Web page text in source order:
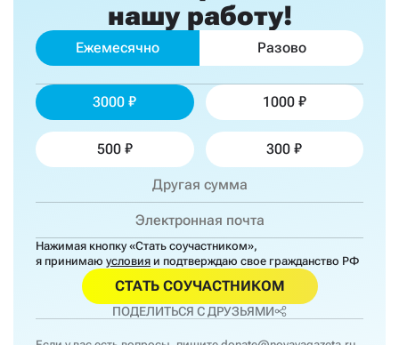
нашу работу!
Ежемесячно Разово
3000 1000
500 300
Нажимая кнопку «Стать соучастником»,
я принимаю условия и подтверждаю свое гражданство РФ
СТАТЬ СОУЧАСТНИКОМ
ПОДЕЛИТЬСЯ С ДРУЗЬЯМИ